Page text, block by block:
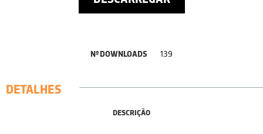
Nº DOWNLOADS 139
DETALHES
DESCRIÇÃO